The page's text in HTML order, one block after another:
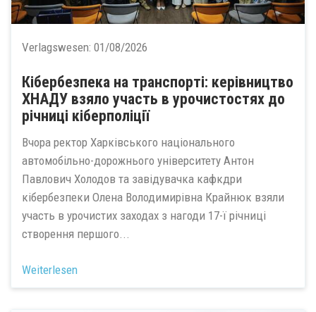
Verlagswesen: 01/08/2026
Кібербезпека на транспорті: керівництво
ХНАДУ взяло участь в урочистостях до
річниці кіберполіції
Вчора ректор Харківського національного
автомобільно-дорожнього університету Антон
Павлович Холодов та завідувачка кафкдри
кібербезпеки Олена Володимирівна Крайнюк взяли
участь в урочистих заходах з нагоди 17-ї річниці
створення першого...
Weiterlesen